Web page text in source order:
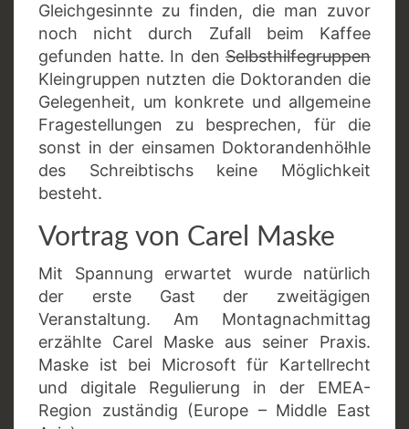
Gleichgesinnte zu finden, die man zuvor
noch nicht durch Zufall beim Kaffee
gefunden hatte. In den Selbsthilfegruppen
Kleingruppen nutzten die Doktoranden die
Gelegenheit, um konkrete und allgemeine
Fragestellungen zu besprechen, für die
sonst in der einsamen Doktorandenhölhle
des Schreibtischs keine Möglichkeit
besteht.
Vortrag von Carel Maske
Mit Spannung erwartet wurde natürlich
der erste Gast der zweitägigen
Veranstaltung. Am Montagnachmittag
erzählte Carel Maske aus seiner Praxis.
Maske ist bei Microsoft für Kartellrecht
und digitale Regulierung in der EMEA-
Region zuständig (Europe – Middle East